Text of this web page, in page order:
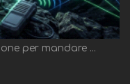
per mandare ...